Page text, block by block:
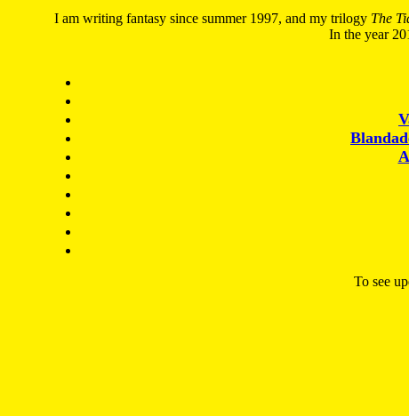
I am writing fantasy since summer 1997, and my trilogy The
In the year
To see